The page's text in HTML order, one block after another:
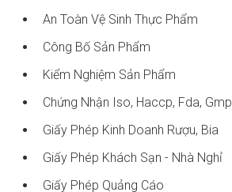
An Toàn Vệ Sinh Thực Phẩm
Công Bố Sản Phẩm
Kiểm Nghiệm Sản Phẩm
Chứng Nhận Iso, Haccp, Fda, Gmp
Giấy Phép Kinh Doanh Rượu, Bia
Giấy Phép Khách Sạn - Nhà Nghỉ
Giấy Phép Quảng Cáo